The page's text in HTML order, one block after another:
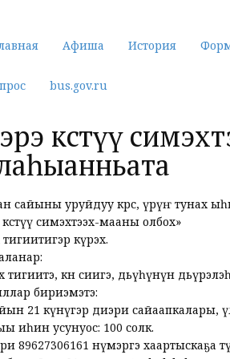
Афиша История
bus.gov.ru
көстүү
сайыны уруйдуу көрсө, үрүҥ тунах
көстүү симэхтээх-мааны олбох»
күрэх.
тигиитэ, көнө сиигэ, дьүһүнүн
бириэмэтэ:
21 күнүгэр диэри сайаапкалары,
иһин усунуос: 100 солк.
89627306161 нүөмэргэ хаартыскаҕа